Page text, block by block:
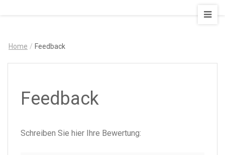
Art
&
Design
Home / Feedback
Feedback
Schreiben Sie hier Ihre Bewertung: